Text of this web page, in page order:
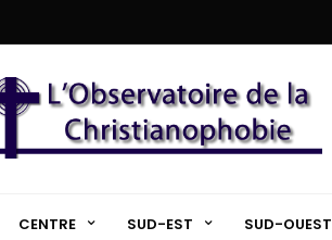
CENTRE SUD-EST SUD-OUEST